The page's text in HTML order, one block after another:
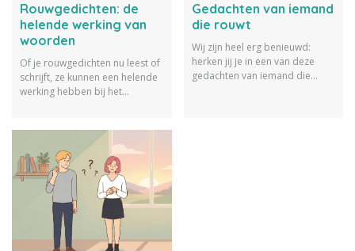
Rouwgedichten: de
helende werking van
woorden
Of je rouwgedichten nu leest of
schrijft, ze kunnen een helende
werking hebben bij het
dichten.
Gedachten van iemand
die rouwt
Wij zijn heel erg benieuwd:
herken jij je in een van deze
gedachten van iemand die